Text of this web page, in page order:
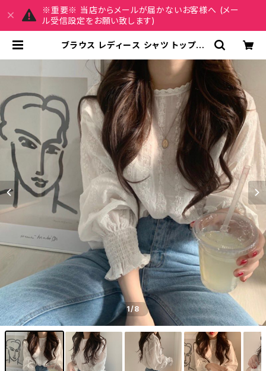
※重要※ 当店からメールが届かないお客様へ (メー
ル受信設定をお願い致します)
ブラウス レディース シャツ トップス
ス チュニック ベージュ フリルブラウ
ス ホワイト ゆったり シースルー キャ
ンディスリーブ ブラウスシャツ 体型カ
バー 二の腕カバー シンプル シャツブ
ラウス 大人 カジュアル オフィス 韓国
K-T0026 | MY CHARM マイチ
ャーム ワンピース スカート レディー
スファッション 通販
1/8